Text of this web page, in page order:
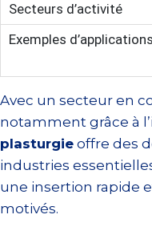
Avec un secteur en
notamment grâce à
plasturgie offre des
industries
une insertion rapide
motivés.